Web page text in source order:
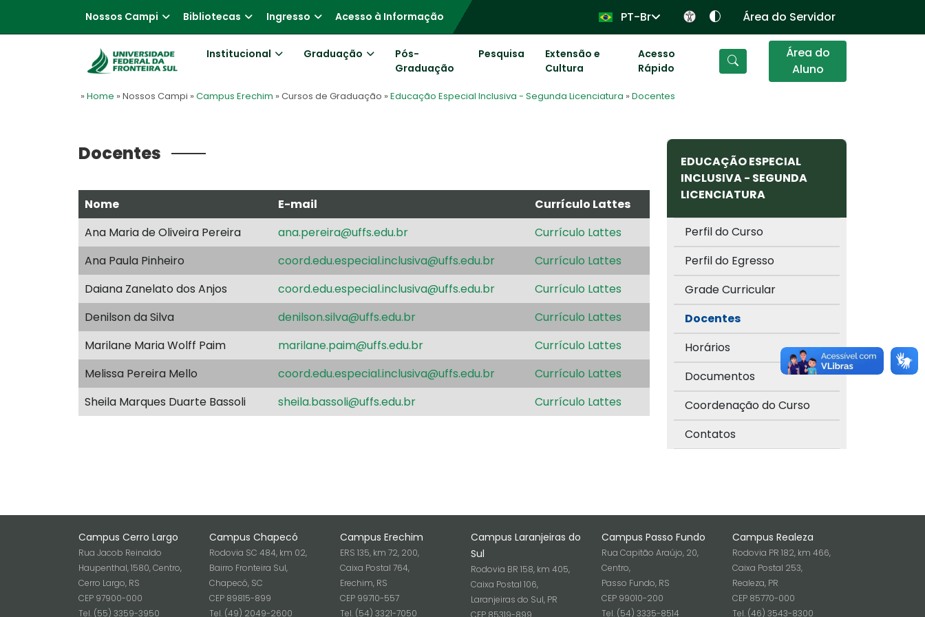
Nossos Campi Bibliotecas Ingresso Acesso à Informação PT-Br Área do Servidor
Institucional Graduação
Pós-
Graduação
Pesquisa
Extensão e
Cultura
Acesso
Rápido
Área do
Aluno
» Home » Nossos Campi » Campus Erechim » Cursos de Graduação » Educação Especial Inclusiva - Segunda Licenciatura » Docentes
Docentes
Nome E-mail
Currículo Lattes
Ana Maria de Oliveira Pereira
ana.pereira@uffs.edu.br
Currículo Lattes
Ana Paula Pinheiro
coord.edu.especial.inclusiva@uffs.edu.br
Currículo Lattes
Daiana Zanelato dos Anjos
coord.edu.especial.inclusiva@uffs.edu.br
Currículo Lattes
Denilson da Silva
denilson.silva@uffs.edu.br
Currículo Lattes
Marilane Maria Wolff Paim
marilane.paim@uffs.edu.br
Currículo Lattes
Melissa Pereira Mello
coord.edu.especial.inclusiva@uffs.edu.br
Currículo Lattes
Sheila Marques Duarte Bassoli
sheila.bassoli@uffs.edu.br Currículo Lattes
EDUCAÇÃO ESPECIAL
INCLUSIVA - SEGUNDA
LICENCIATURA
Perfil do Curso
Perfil do Egresso
Grade Curricular
Docentes
Horários
Documentos
Coordenação do Curso
Contatos
Campus Cerro Largo
Rua Jacob Reinaldo
Haupenthal, 1580, Centro,
Cerro Largo, RS
CEP 97900-000
Tel. (55) 3359-3950
Campus Chapecó
Rodovia SC 484, km 02,
Bairro Fronteira Sul,
Chapecó, SC
CEP 89815-899
Tel. (49) 2049-2600
Campus Erechim
ERS 135, km 72, 200,
Caixa Postal 764,
Erechim, RS
CEP 99710-557
Tel. (54) 3321-7050
Campus Laranjeiras do
Sul
Rodovia BR 158, km 405,
Caixa Postal 106,
Laranjeiras do Sul, PR
CEP 85319-899
Campus Passo Fundo
Rua Capitão Araújo, 20,
Centro,
Passo Fundo, RS
CEP 99010-200
Tel. (54) 3335-8514
Campus Realeza
Rodovia PR 182, km 466,
Caixa Postal 253,
Realeza, PR
CEP 85770-000
Tel. (46) 3543-8300